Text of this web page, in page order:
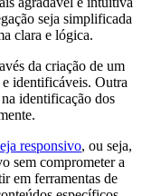
seja simplificada
clara e lógica.
da criação de um
identificáveis. Outra
identificação dos
responsivo, ou seja,
sem comprometer a
em ferramentas de